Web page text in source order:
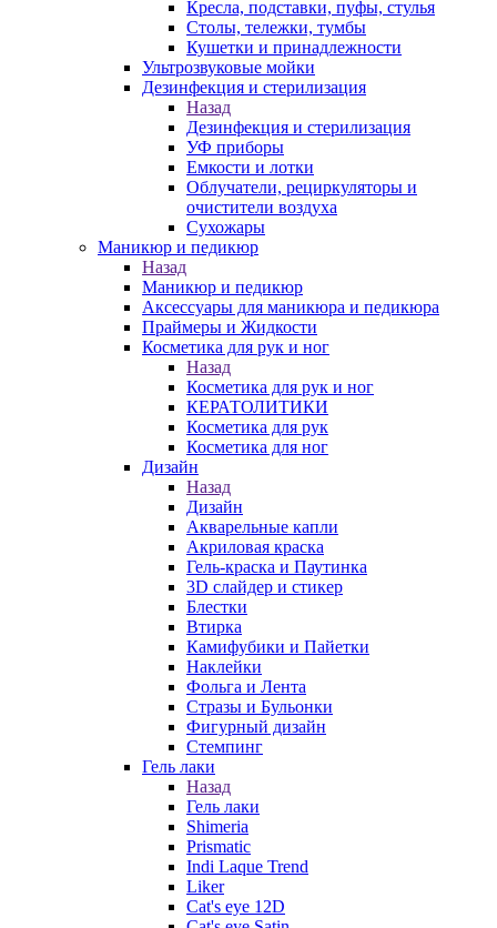
Кресла, подставки, пуфы, стулья
Столы, тележки, тумбы
Кушетки и принадлежности
Ультрозвуковые мойки
Дезинфекция и стерилизация
Назад
Дезинфекция и стерилизация
УФ приборы
Емкости и лотки
Облучатели, рециркуляторы и
очистители воздуха
Сухожары
Маникюр и педикюр
Назад
Маникюр и педикюр
Аксессуары для маникюра и педикюра
Праймеры и Жидкости
Косметика для рук и ног
Назад
Косметика для рук и ног
КЕРАТОЛИТИКИ
Косметика для рук
Косметика для ног
Дизайн
Назад
Дизайн
Акварельные капли
Акриловая краска
Гель-краска и Паутинка
3D слайдер и стикер
Блестки
Втирка
Камифубики и Пайетки
Наклейки
Фольга и Лента
Стразы и Бульонки
Фигурный дизайн
Стемпинг
Гель лаки
Назад
Гель лаки
Shimeria
Prismatic
Indi Laque Trend
Liker
Cat's eye 12D